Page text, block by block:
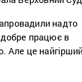
надто
працює в
Але це